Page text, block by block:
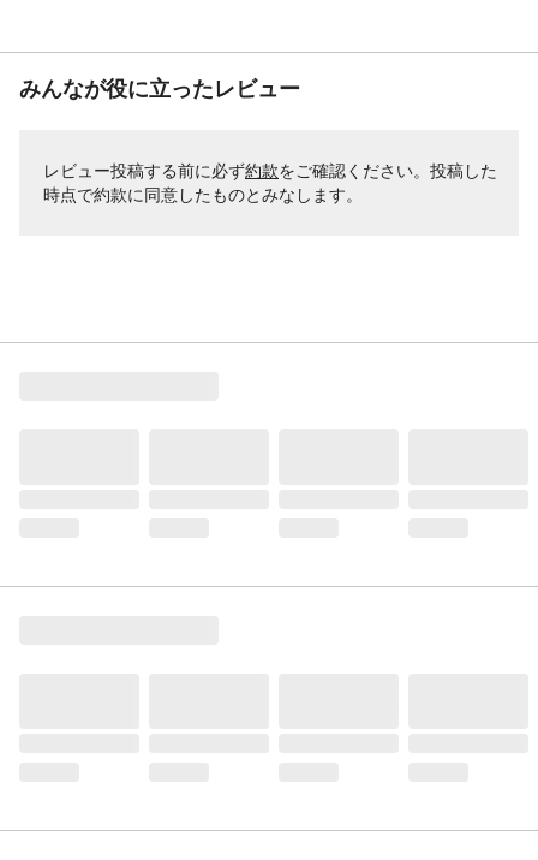
みんなが役に立ったレビュー
レビュー投稿する前に必ず約款をご確認ください。投稿した
時点で約款に同意したものとみなします。